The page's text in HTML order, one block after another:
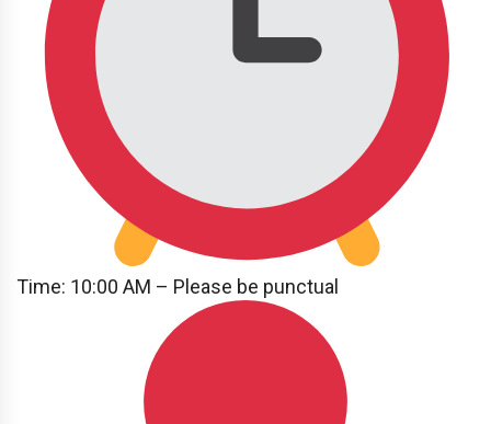
Time: 10:00 AM – Please be punctual